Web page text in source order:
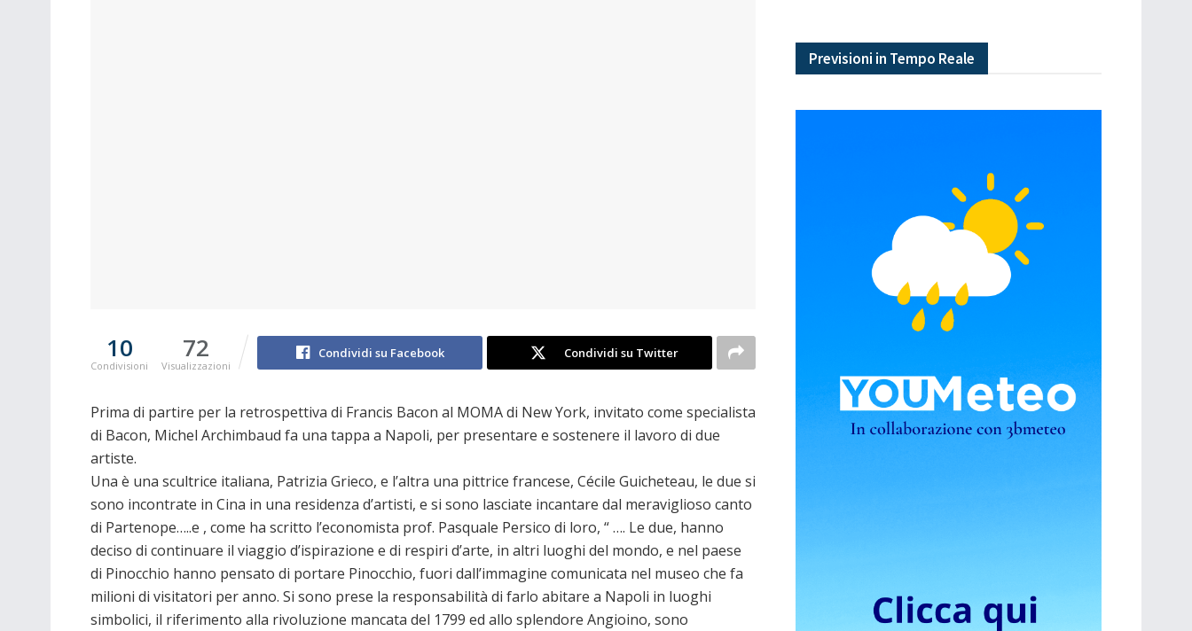
10
Condivisioni
72
Visualizzazioni
Condividi su Facebook Condividi su Twitter
Prima di partire per la retrospettiva di Francis Bacon al MOMA di New York, invitato come specialista
di Bacon, Michel Archimbaud fa una tappa a Napoli, per presentare e sostenere il lavoro di due
artiste.
Una è una scultrice italiana, Patrizia Grieco, e l’altra una pittrice francese, Cécile Guicheteau, le due si
sono incontrate in Cina in una residenza d’artisti, e si sono lasciate incantare dal meraviglioso canto
di Partenope…..e , come ha scritto l’economista prof. Pasquale Persico di loro, “ …. Le due, hanno
deciso di continuare il viaggio d’ispirazione e di respiri d’arte, in altri luoghi del mondo, e nel paese
di Pinocchio hanno pensato di portare Pinocchio, fuori dall’immagine comunicata nel museo che fa
milioni di visitatori per anno. Si sono prese la responsabilità di farlo abitare a Napoli in luoghi
simbolici, il riferimento alla rivoluzione mancata del 1799 ed allo splendore Angioino, sono
Previsioni in Tempo Reale